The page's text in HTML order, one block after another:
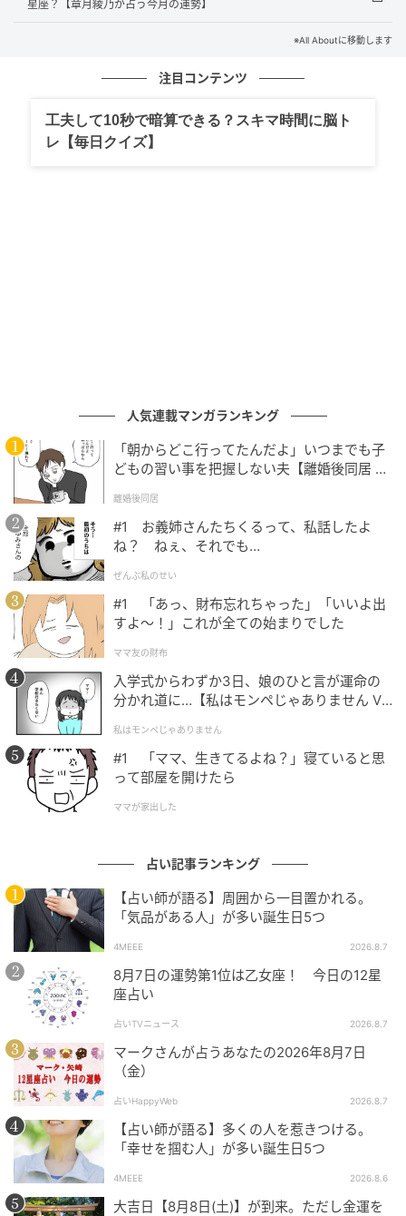
気を使うと墓穴を掘りそう。他人への干渉はほどほど
に。
9位：てんびん座／天秤座（9月23日～10月
23日生まれ）
交際費がかさみそう。人付き合いも倹約を考えた方が
いいかも。
星座？【章月綾乃が占う今月の運勢】
※All Aboutに移動します
注目コンテンツ
工夫して10秒で暗算できる？スキマ時間に脳ト
レ【毎日クイズ】
人気連載マンガランキング
「朝からどこ行ってたんだよ」いつまでも子
どもの習い事を把握しない夫【離婚後同居 Vo
離婚後同居
#1 お義姉さんたちくるって、私話したよ
ね？ ねぇ、それでも…
ぜんぶ私のせい
#1 「あっ、財布忘れちゃった」「いいよ出
すよ〜！」これが全ての始まりでした
ママ友の財布
入学式からわずか3日、娘のひと言が運命の
分かれ道に…【私はモンペじゃありません Vo
私はモンペじゃありません
#1 「ママ、生きてるよね？」寝ていると思
って部屋を開けたら
ママが家出した
占い記事ランキング
【占い師が語る】周囲から一目置かれる。
「気品がある人」が多い誕生日5つ
4MEEE 2026.8.7
8月7日の運勢第1位は乙女座！ 今日の12星
座占い
占いTVニュース 2026.8.7
マークさんが占うあなたの2026年8月7日
（金）
占いHappyWeb 2026.8.7
【占い師が語る】多くの人を惹きつける。
「幸せを掴む人」が多い誕生日5つ
4MEEE 2026.8.6
大吉日【8月8日(土)】が到来。ただし金運を